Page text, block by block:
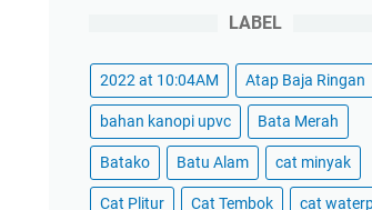
LABEL
2022 at 10:04AM Atap Baja Ringan
bahan kanopi upvc Bata Merah
Batako Batu Alam cat minyak
Cat Plitur Cat Tembok cat